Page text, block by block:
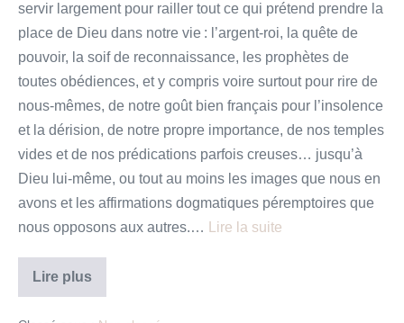
servir largement pour railler tout ce qui prétend prendre la
place de Dieu dans notre vie : l’argent-roi, la quête de
pouvoir, la soif de reconnaissance, les prophètes de
toutes obédiences, et y compris voire surtout pour rire de
nous-mêmes, de notre goût bien français pour l’insolence
et la dérision, de notre propre importance, de nos temples
vides et de nos prédications parfois creuses… jusqu’à
Dieu lui-même, ou tout au moins les images que nous en
avons et les affirmations dogmatiques péremptoires que
nous opposons aux autres.…
Lire la suite
Lire plusNous